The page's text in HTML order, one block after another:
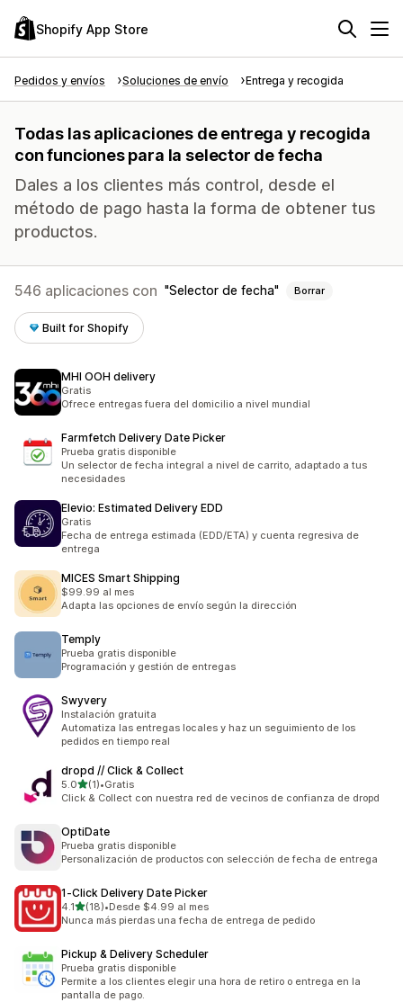
Shopify App Store
Pedidos y envíos Soluciones de envío Entrega y recogida
Todas las aplicaciones de entrega y recogida
con funciones para la selector de fecha
Dales a los clientes más control, desde el
método de pago hasta la forma de obtener tus
productos.
546 aplicaciones con Selector de fecha Borrar
Built for Shopify
MHI OOH delivery
Gratis
Ofrece entregas fuera del domicilio a nivel mundial
Farmfetch Delivery Date Picker
Prueba gratis disponible
Un selector de fecha integral a nivel de carrito, adaptado a tus
necesidades
Elevio: Estimated Delivery EDD
Gratis
Fecha de entrega estimada (EDD/ETA) y cuenta regresiva de
entrega
MICES Smart Shipping
$99.99 al mes
Adapta las opciones de envío según la dirección
Temply
Prueba gratis disponible
Programación y gestión de entregas
Swyvery
Instalación gratuita
Automatiza las entregas locales y haz un seguimiento de los
pedidos en tiempo real
dropd // Click & Collect
5.0de 5 estrellas
(1)
1 reseñas en total
•Gratis
Click & Collect con nuestra red de vecinos de confianza de dropd
OptiDate
Prueba gratis disponible
Personalización de productos con selección de fecha de entrega
1‑Click Delivery Date Picker
4.1de 5 estrellas
(18)
18 reseñas en total
•Desde $4.99 al mes
Nunca más pierdas una fecha de entrega de pedido
Pickup & Delivery Scheduler
Prueba gratis disponible
Permite a los clientes elegir una hora de retiro o entrega en la
pantalla de pago.